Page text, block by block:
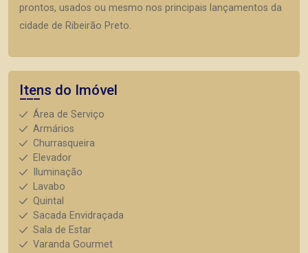
prontos, usados ou mesmo nos principais lançamentos da
cidade de Ribeirão Preto.
Itens do Imóvel
Área de Serviço
Armários
Churrasqueira
Elevador
Iluminação
Lavabo
Quintal
Sacada Envidraçada
Sala de Estar
Varanda Gourmet